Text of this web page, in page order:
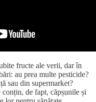
fructe ale verii, dar în
au prea multe pesticide?
sau din supermarket?
de fapt, căpșunile și